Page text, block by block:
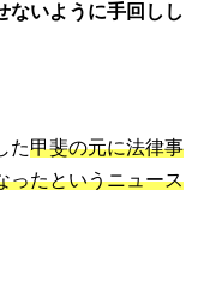
ないように手回しし
た甲斐の元に法律事
ったというニュース